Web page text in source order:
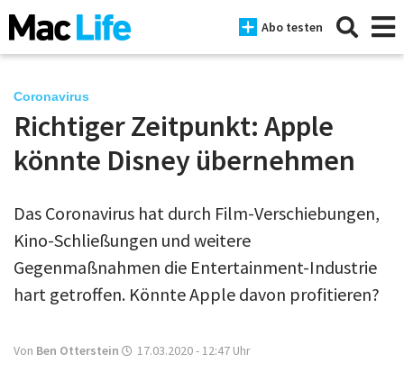
Abo testen
News
Mac
iPad
Tests
Coronavirus
Richtiger Zeitpunkt: Apple
könnte Disney übernehmen
Das Coronavirus hat durch Film-Verschiebungen,
Kino-Schließungen und weitere
Gegenmaßnahmen die Entertainment-Industrie
hart getroffen. Könnte Apple davon profitieren?
Von Ben Otterstein 17.03.2020 - 12:47 Uhr